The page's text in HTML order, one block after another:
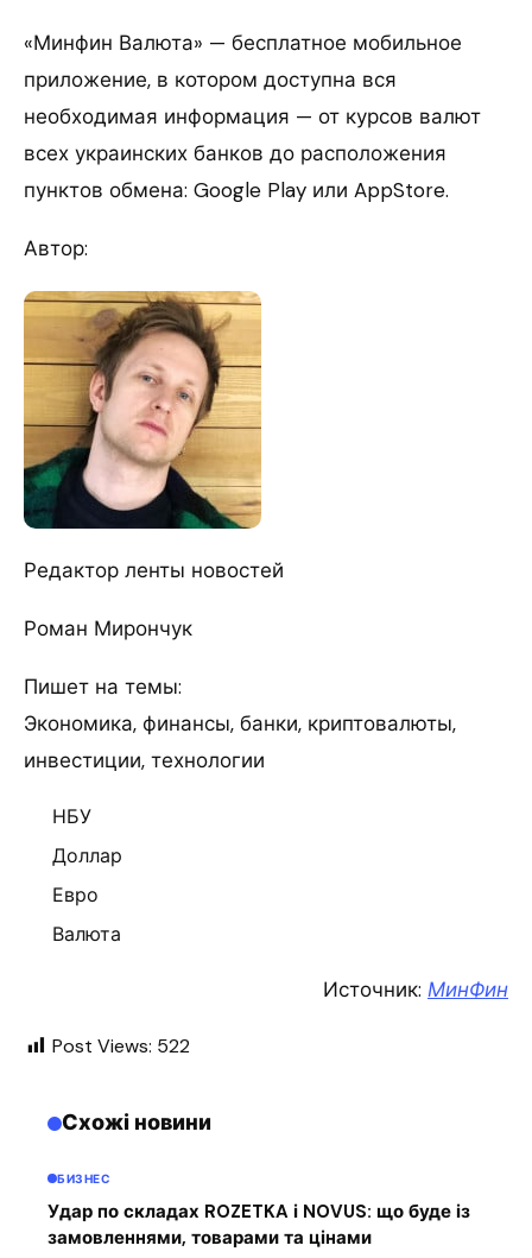
«Минфин Валюта» — бесплатное мобильное
приложение, в котором доступна вся
необходимая информация — от курсов валют
всех украинских банков до расположения
пунктов обмена: Google Play или AppStore.
Автор:
Редактор ленты новостей
Роман Мирончук
Пишет на темы:
Экономика, финансы, банки, криптовалюты,
инвестиции, технологии
НБУ
Доллар
Евро
Валюта
Источник: МинФин
Post Views: 522
Схожі новини
БИЗНЕС
Удар по складах ROZETKA і NOVUS: що буде із
замовленнями, товарами та цінами